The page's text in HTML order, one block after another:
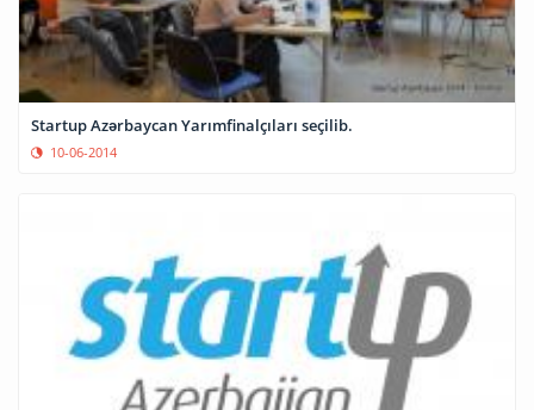
Startup Azərbaycan Yarımfinalçıları seçilib.
10-06-2014